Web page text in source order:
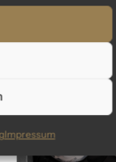
Impressum